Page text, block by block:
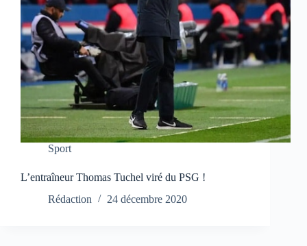
Sport
L’entraîneur Thomas Tuchel viré du PSG !
Rédaction
24 décembre 2020